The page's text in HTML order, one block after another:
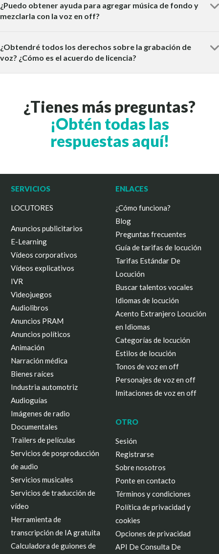
¿Puedo obtener ayuda para agregar música de fondo y
mezclarla con la voz en off?
¿Obtendré todos los derechos sobre la grabación de
voz? ¿Cómo es el acuerdo de licencia?
¿Tienes más preguntas?
¡Obtén todas las
respuestas aquí!
SERVICIOS
LOCUTORES
Anuncios publicitarios
E-Learning
Vídeos corporativos
Vídeos explicativos
IVR
Videojuegos
Audiolibros
Anuncios PRAM
Anuncios políticos
Animación
Narración médica
Bienes raíces
Industria automotriz
Audioguías
Imágenes de radio
Documentales
Trailers de películas
Servicios de posproducción
de audio
Servicios musicales
Servicios de traducción de
vídeo
Herramienta de
transcripción de IA gratuita
Calculadora de guiones de
ENLACES
¿Cómo funciona?
Blog
Preguntas frecuentes
Guía de tarifas de locución
Tarifas Estándar De
Locución
Buscar talentos vocales
Idiomas de locución
Acento Extranjero Locución
en Idiomas
Categorías de locución
Estilos de locución
Tonos de voz en off
Personajes de voz en off
Imitaciones de voz en off
OTRO
Sesión
Registrarse
Sobre nosotros
Ponte en contacto
Términos y condiciones
Política de privacidad y
cookies
Opciones de privacidad
API De Consulta De